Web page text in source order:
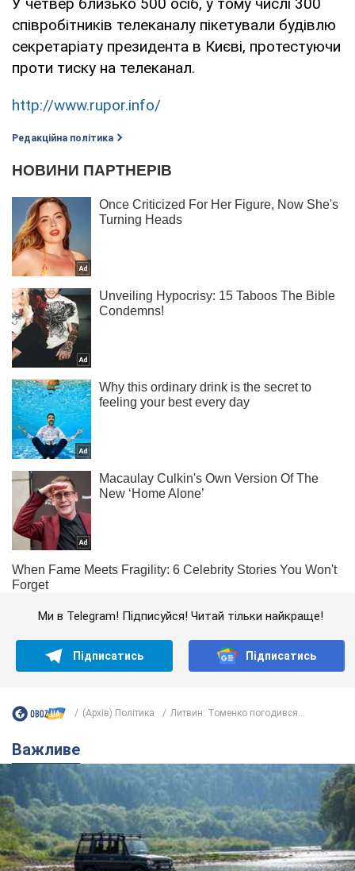
співробітників телеканалу пікетували будівлю
секретаріату президента в Києві, протестуючи
проти тиску на телеканал.
http://www.rupor.info/
Редакційна політика
Ми в Telegram! Підписуйся! Читай тільки найкраще!
Підписатись Підписатись
(Архів) Політика Литвин: Томенко погодився...
Важливе